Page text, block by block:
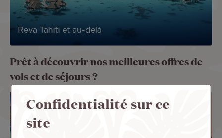
Reva Tahiti et au-delà
Prêt à découvrir nos meilleures offres de
vols et de séjours ?
Confidentialité sur ce
site